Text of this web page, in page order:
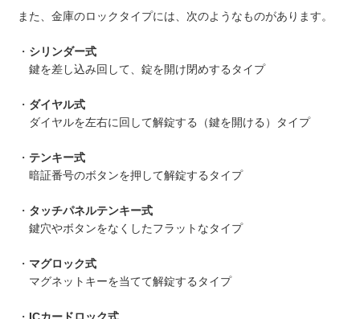
また、金庫のロックタイプには、次のようなものがあります。
・ シリンダー式
鍵を差し込み回して、錠を開け閉めするタイプ
・ ダイヤル式
ダイヤルを左右に回して解錠する（鍵を開ける）タイプ
・ テンキー式
暗証番号のボタンを押して解錠するタイプ
・ タッチパネルテンキー式
鍵穴やボタンをなくしたフラットなタイプ
・ マグロック式
マグネットキーを当てて解錠するタイプ